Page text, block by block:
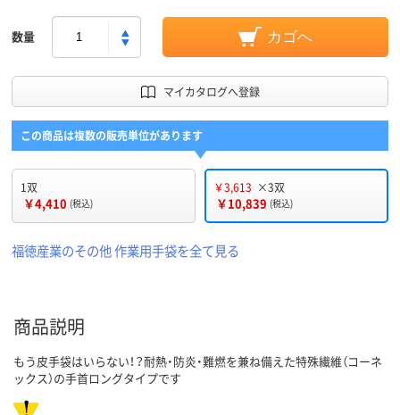
数量 カゴへ
マイカタログへ登録
この商品は複数の販売単位があります
1双
￥4,410 (税込)
￥3,613 ×3双
￥10,839 (税込)
福徳産業のその他 作業用手袋を全て見る
商品説明
もう皮手袋はいらない！？耐熱・防炎・難燃を兼ね備えた特殊繊維（コーネ
ックス）の手首ロングタイプです